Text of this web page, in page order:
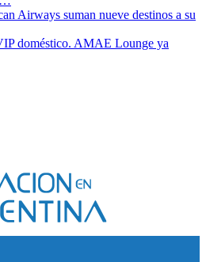
Airways suman nueve destinos a su
doméstico. AMAE Lounge ya